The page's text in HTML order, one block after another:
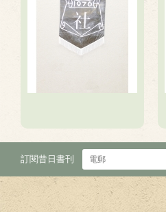
訂閱昔日書刊